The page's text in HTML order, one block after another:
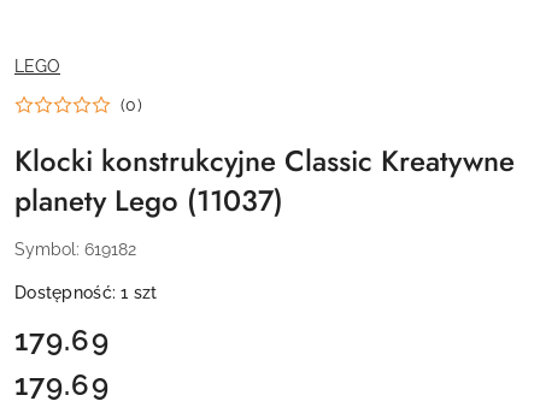
NAZWA
PRODUCENTA:
LEGO
(0)
Klocki konstrukcyjne Classic Kreatywne
planety Lego (11037)
Symbol: 619182
Dostępność:1 szt
cena:
179.69
Cena:
179.69